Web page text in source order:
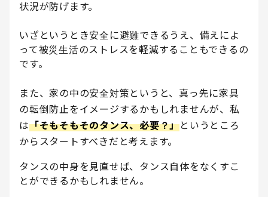
状況が防げます。
いざというとき安全に避難できるうえ、備えによ
って被災生活のストレスを軽減することもできるの
です。
また、家の中の安全対策というと、真っ先に家具
の転倒防止をイメージするかもしれませんが、私
は「そもそもそのタンス、必要？」というところ
からスタートすべきだと考えます。
タンスの中身を見直せば、タンス自体をなくすこ
とができるかもしれません。